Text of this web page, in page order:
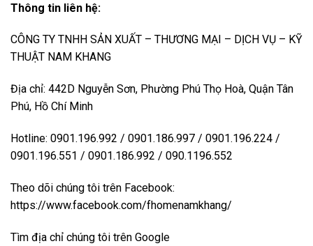
Thông tin liên hệ:
CÔNG TY TNHH SẢN XUẤT – THƯƠNG MẠI – DỊCH VỤ – KỸ
THUẬT NAM KHANG
Địa chỉ: 442D Nguyễn Sơn, Phường Phú Thọ Hoà, Quận Tân
Phú, Hồ Chí Minh
Hotline: 0901.196.992 / 0901.186.997 / 0901.196.224 /
0901.196.551 / 0901.186.992 / 090.1196.552
Theo dõi chúng tôi trên Facebook:
https://www.facebook.com/fhomenamkhang/
Tìm địa chỉ chúng tôi trên Google